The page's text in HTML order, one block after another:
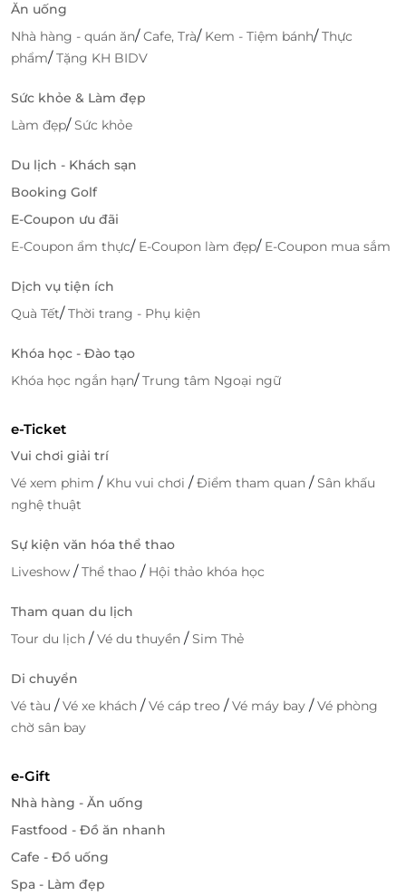
Bạn sẽ có những phút giây thư giãn được thả mình
trong làn nước xanh mát tại bể bơi vô cực ngoài trời
chạy bao trùm trước mặt 4 toàn nhà, mở ra tầm nhìn
Bể bơi 4 mùa trong nhà.
Bên cạnh đó, ngoài hương vị ẩm thực Á - Âu, Trung
hàngFLC Grand Hotel Quy Nhơn
khách cũng có thể lựa chọn tới
nơi
ngắm hoàng hôn thơ mộng tại Quy Nhơn với
những đồ uống mát lành như
Khám phá vẻ đẹp bất tận
Đặc biệt, bạn sẽ có cơ hội khám
tại Trung Tâm Giải trí, trải nghiệm những cung bậc
cảm xúc mới mẻ cùng các môn: Phao bay, Jet Ski,
Ăn uống
Nhà hàng - quán ăn/Cafe, Trà/ Kem - Tiệm bánh/Thực
phẩm/Tặng KH BIDV
Sức khỏe & Làm đẹp
Làm đẹp/Sức khỏe
Du lịch - Khách sạn
Booking Golf
E-Coupon ưu đãi
E-Coupon ẩm thực/ E-Coupon làm đẹp/ E-Coupon mua sắm
Dịch vụ tiện ích
Quà Tết/Thời trang - Phụ kiện
Khóa học - Đào tạo
Khóa học ngắn hạn/Trung tâm Ngoại ngữ
e-Ticket
Vui chơi giải trí
Vé xem phim / Khu vui chơi /Điểm tham quan /Sân khấu
nghệ thuật
Sự kiện văn hóa thể thao
Liveshow /Thể thao / Hội thảo khóa học
Tham quan du lịch
Tour du lịch /Vé du thuyền /Sim Thẻ
Di chuyển
Vé tàu /Vé xe khách /Vé cáp treo /Vé máy bay /Vé phòng
chờ sân bay
e-Gift
Nhà hàng - Ăn uống
Fastfood - Đồ ăn nhanh
Cafe - Đồ uống
Spa - Làm đẹp